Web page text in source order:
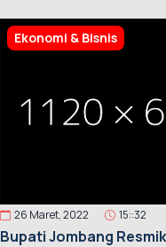
Ekonomi & Bisnis
26 Maret, 2022 15::32
Bupati Jombang